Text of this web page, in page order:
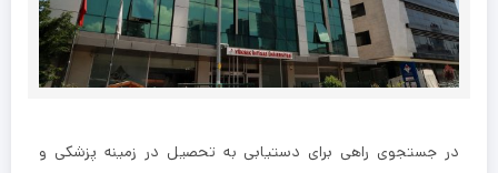
در جستجوی راهی برای دستیابی به تحصیل در زمینه پزشکی و